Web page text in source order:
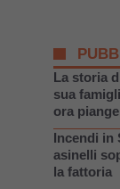
La storia
sua
ora
Incendi in
asinelli
la fattoria